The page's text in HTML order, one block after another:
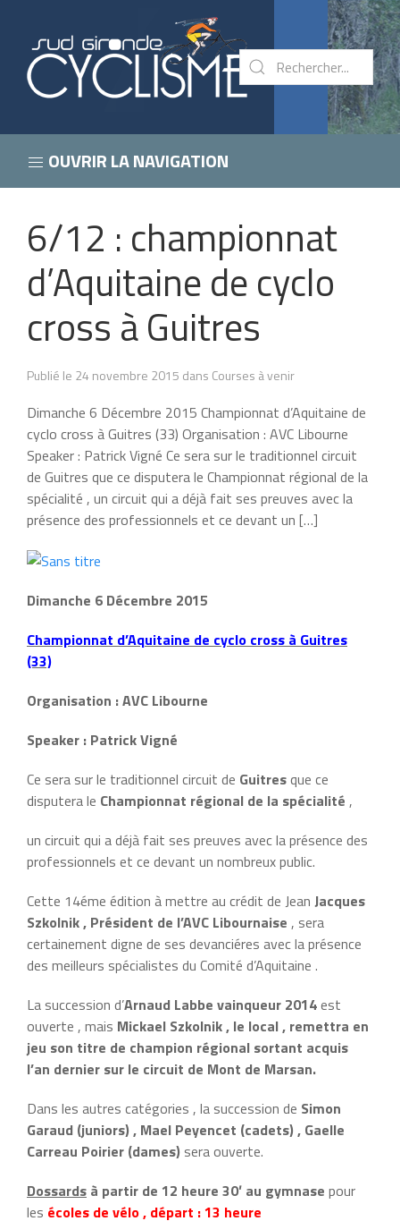
OUVRIR LA NAVIGATION
6/12 : championnat
d’Aquitaine de cyclo
cross à Guitres
Publié le 24 novembre 2015 dans Courses à venir
Dimanche 6 Décembre 2015 Championnat d’Aquitaine de
cyclo cross à Guitres (33) Organisation : AVC Libourne
Speaker : Patrick Vigné Ce sera sur le traditionnel circuit
de Guitres que ce disputera le Championnat régional de la
spécialité , un circuit qui a déjà fait ses preuves avec la
présence des professionnels et ce devant un […]
Dimanche 6 Décembre 2015
Championnat d’Aquitaine de cyclo cross à Guitres
(33)
Organisation : AVC Libourne
Speaker : Patrick Vigné
Ce sera sur le traditionnel circuit de Guitresque ce
disputera le Championnat régional de la spécialité ,
un circuit qui a déjà fait ses preuves avec la présence des
professionnels et ce devant un nombreux public.
Cette 14éme édition à mettre au crédit de Jean Jacques
Szkolnik , Président de l’AVC Libournaise , sera
certainement digne de ses devanciéres avec la présence
des meilleurs spécialistes du Comité d’Aquitaine .
La succession d’Arnaud Labbe vainqueur 2014est
ouverte , mais Mickael Szkolnik , le local , remettra en
jeu son titre de champion régional sortant acquis
l’an dernier sur le circuit de Mont de Marsan.
Dans les autres catégories , la succession de Simon
Garaud (juniors) , Mael Peyencet (cadets) , Gaelle
Carreau Poirier (dames) sera ouverte.
Dossards à partir de 12 heure 30′ au gymnase pour
les écoles de vélo , départ : 13 heure